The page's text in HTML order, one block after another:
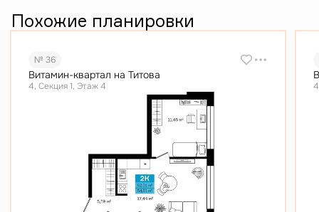
Похожие планировки
№ 36
Витамин-квартал на Титова
4, Секция 1, Этаж 4